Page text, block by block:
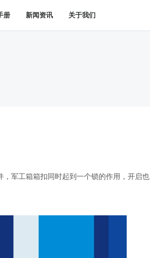
册 新闻资讯 关于我们
军工箱箱扣同时起到一个锁的作用，开启也